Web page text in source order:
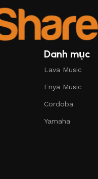
Danh mục
Lava Music
Enya Music
Cordoba
Yamaha